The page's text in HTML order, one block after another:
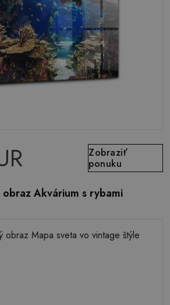
Zobraziť
ponuku
obraz Akvárium s rybami